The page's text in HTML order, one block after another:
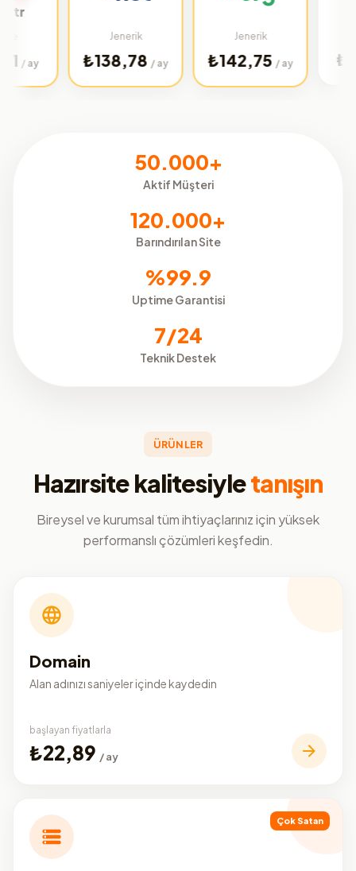
₺138,78 / ay ₺142,75 / ay ₺32,02
50.000+
Aktif Müşteri
120.000+
Barındırılan Site
%99.9
Uptime Garantisi
7/24
Teknik Destek
ÜRÜNLER
Hazırsite kalitesiyletanışın
Bireysel ve kurumsal tüm ihtiyaçlarınız için yüksek
performanslı çözümleri keşfedin.
Domain
Alan adınızı saniyeler içinde kaydedin
başlayan fiyatlarla
₺22,89 / ay
Çok Satan